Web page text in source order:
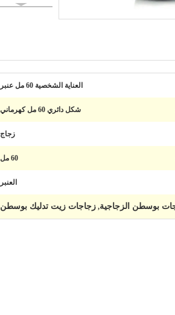
العناية الشخصية 60 مل عنبر
شكل دائري 60 مل كهرماني
زجاج
60 مل
العنبر
, زجاجات زيت تدليك بوسطن